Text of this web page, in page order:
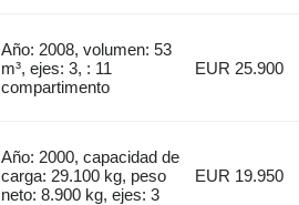
Año: 2008, volumen: 53
m³, ejes: 3, : 11
compartimento
EUR 25.900
Año: 2000, capacidad de
carga: 29.100 kg, peso
neto: 8.900 kg, ejes: 3
EUR 19.950